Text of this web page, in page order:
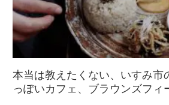
本当は教えたくない、いすみ市
っぽいカフェ、ブラウンズフィ